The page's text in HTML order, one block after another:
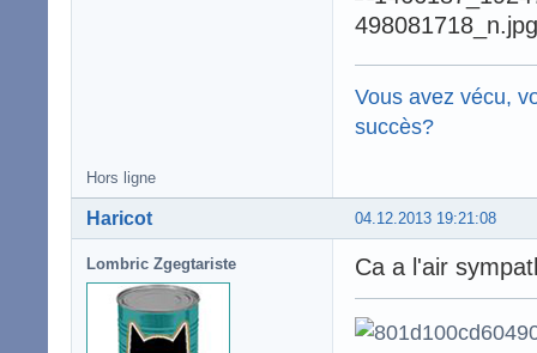
Vous avez vécu,
succès?
Hors ligne
04.12.2013 19:21:08
Haricot
Lombric Zgegtariste Ca a l'air